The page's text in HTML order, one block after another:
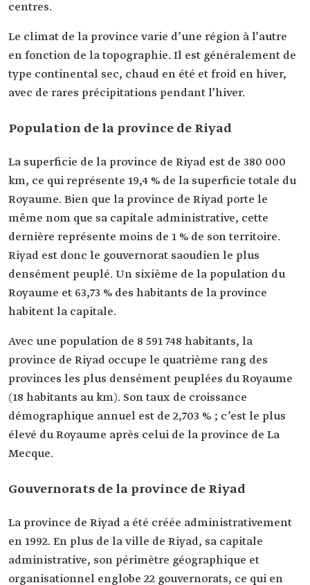
centres.
Le climat de la province varie d’une région à l’autre
en fonction de la topographie. Il est généralement de
type continental sec, chaud en été et froid en hiver,
avec de rares précipitations pendant l’hiver.
Population de la province de Riyad
La superficie de la province de Riyad est de 380 000
km, ce qui représente 19,4 % de la superficie totale du
Royaume. Bien que la province de Riyad porte le
même nom que sa capitale administrative, cette
dernière représente moins de 1 % de son territoire.
Riyad est donc le gouvernorat saoudien le plus
densément peuplé. Un sixième de la population du
Royaume et 63,73 % des habitants de la province
habitent la capitale.
Avec une population de 8 591 748 habitants, la
province de Riyad occupe le quatrième rang des
provinces les plus densément peuplées du Royaume
(18 habitants au km). Son taux de croissance
démographique annuel est de 2,703 % ; c’est le plus
élevé du Royaume après celui de la province de La
Mecque.
Gouvernorats de la province de Riyad
La province de Riyad a été créée administrativement
en 1992. En plus de la ville de Riyad, sa capitale
administrative, son périmètre géographique et
organisationnel englobe 22 gouvernorats, ce qui en